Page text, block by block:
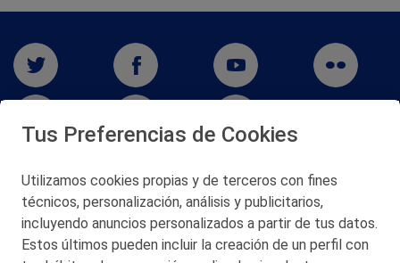
San Martín 5-Edificio Muñatones,
48550 Muskiz (Bizkaia)
Telf. 946 357 000
© 2026 Petronor S.A.
Tus Preferencias de Cookies
Utilizamos cookies propias y de terceros con fines
técnicos, personalización, análisis y publicitarios,
incluyendo anuncios personalizados a partir de tus datos.
Estos últimos pueden incluir la creación de un perfil con